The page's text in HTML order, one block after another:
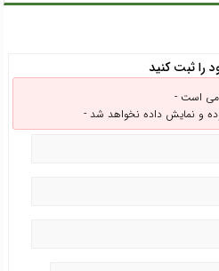
را ثبت کنید
است -
و نمایش داده نخواهد شد -